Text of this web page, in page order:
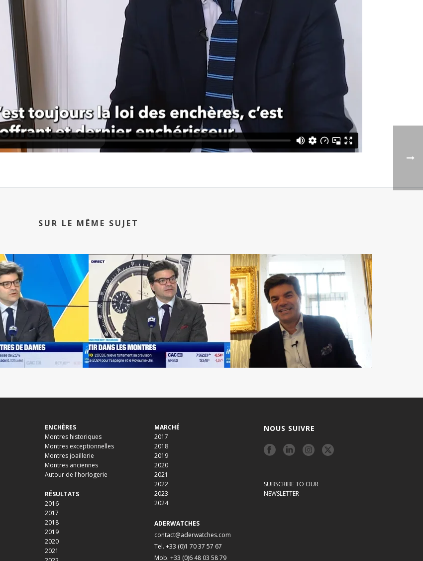
SUR LE MÊME SUJET
ENCHÈRES
Montres historiques
Montres exceptionnelles
Montres joaillerie
Montres anciennes
Autour de l'horlogerie
RÉSULTATS
2016
2017
2018
2019
2020
2021
MARCHÉ
2017
2018
2019
2020
2021
2022
2023
2024
ADERWATCHES
contact@aderwatches.com
Tel. +33 (0)1 70 37 57 67
Mob. +33 (0)6 48 03 58 79
NOUS SUIVRE
SUBSCRIBE TO OUR
NEWSLETTER